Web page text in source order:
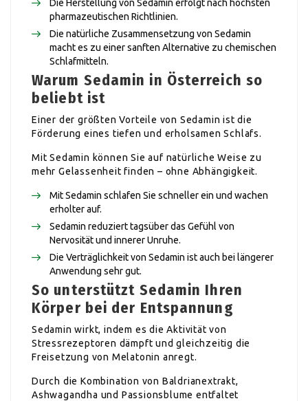
Die Herstellung von Sedamin erfolgt nach höchsten
pharmazeutischen Richtlinien.
Die natürliche Zusammensetzung von Sedamin
macht es zu einer sanften Alternative zu chemischen
Schlafmitteln.
Warum Sedamin in Österreich so
beliebt ist
Einer der größten Vorteile von Sedamin ist die
Förderung eines tiefen und erholsamen Schlafs.
Mit Sedamin können Sie auf natürliche Weise zu
mehr Gelassenheit finden – ohne Abhängigkeit.
Mit Sedamin schlafen Sie schneller ein und wachen
erholter auf.
Sedamin reduziert tagsüber das Gefühl von
Nervosität und innerer Unruhe.
Die Verträglichkeit von Sedamin ist auch bei längerer
Anwendung sehr gut.
So unterstützt Sedamin Ihren
Körper bei der Entspannung
Sedamin wirkt, indem es die Aktivität von
Stressrezeptoren dämpft und gleichzeitig die
Freisetzung von Melatonin anregt.
Durch die Kombination von Baldrianextrakt,
Ashwagandha und Passionsblume entfaltet